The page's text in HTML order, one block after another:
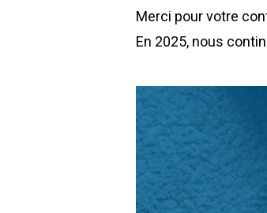
Merci pour votre
En 2025, nous
Play Video